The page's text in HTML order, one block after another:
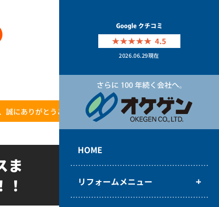
4.5
2026.06.29現在
HOME
リフォームメニュー
誠にありがとうございます！！
ま